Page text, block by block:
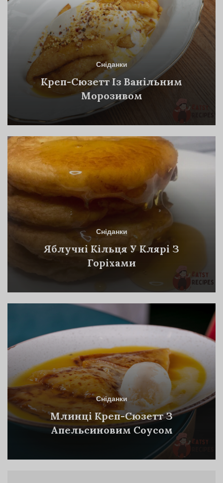
Сніданки
Креп-Сюзетт Із Ванільним
Морозивом
Сніданки
Яблучні Кільця У Клярі З
Горіхами
Сніданки
Млинці Креп-Сюзетт З
Апельсиновим Соусом